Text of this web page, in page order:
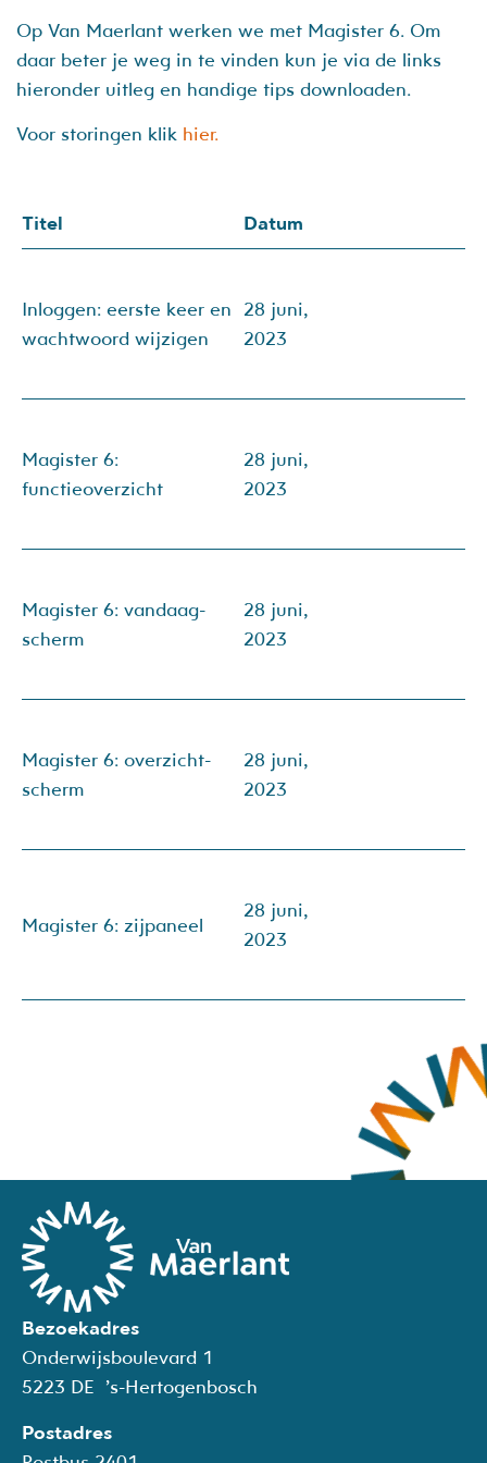
Op Van Maerlant werken we met Magister 6. Om
daar beter je weg in te vinden kun je via de links
hieronder uitleg en handige tips downloaden.
Voor storingen klik hier.
Titel Datum
Inloggen: eerste keer en
wachtwoord wijzigen
28 juni,
2023
Magister 6:
functieoverzicht
28 juni,
2023
Magister 6: vandaag-
scherm
28 juni,
2023
Magister 6: overzicht-
scherm
28 juni,
2023
Magister 6: zijpaneel
28 juni,
2023
Bezoekadres
Onderwijsboulevard 1
5223 DE ’s-Hertogenbosch
Postadres